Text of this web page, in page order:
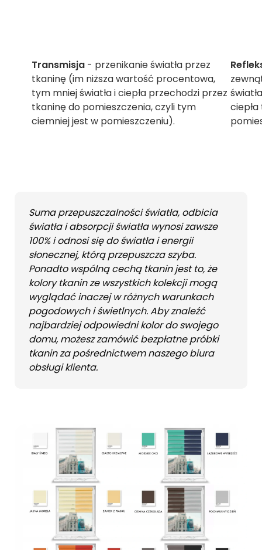
Transmisja - przenikanie światła przez
tkaninę (im niższa wartość procentowa,
tym mniej światła i ciepła przechodzi przez
tkaninę do pomieszczenia, czyli tym
ciemniej jest w pomieszczeniu).
Suma przepuszczalności światła, odbicia
światła i absorpcji światła wynosi zawsze
100% i odnosi się do światła i energii
słonecznej, którą przepuszcza szyba.
Ponadto wspólną cechą tkanin jest to, że
kolory tkanin ze wszystkich kolekcji mogą
wyglądać inaczej w różnych warunkach
pogodowych i świetlnych. Aby znaleźć
najbardziej odpowiedni kolor do swojego
domu, możesz zamówić bezpłatne próbki
tkanin za pośrednictwem naszego biura
obsługi klienta.